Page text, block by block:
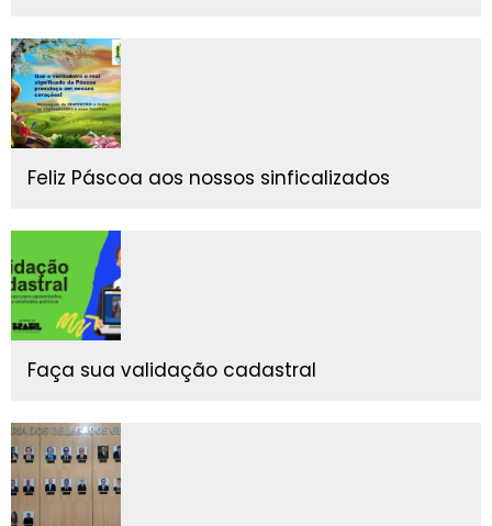
Feliz Páscoa aos nossos sinficalizados
Faça sua validação cadastral